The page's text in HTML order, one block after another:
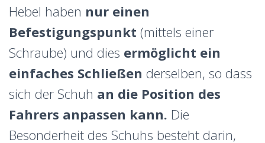
Hebel haben nur einen
Befestigungspunkt (mittels einer
Schraube) und dies ermöglicht ein
einfaches Schließen derselben, so dass
sich der Schuh an die Position des
Fahrers anpassen kann. Die
Besonderheit des Schuhs besteht darin,